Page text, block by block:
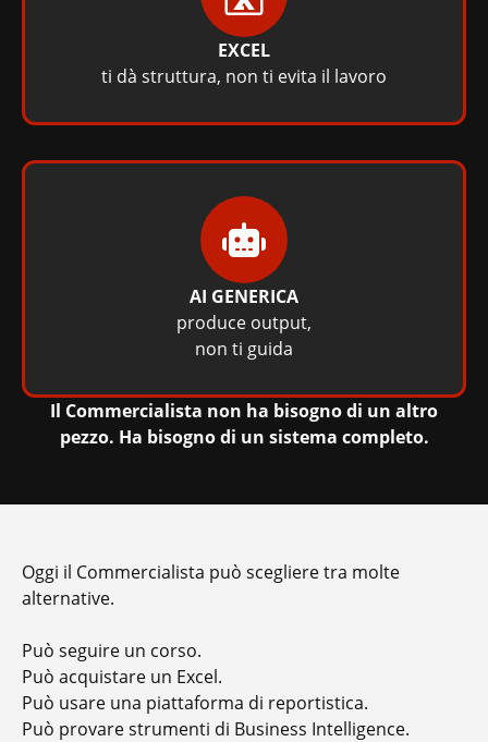
EXCEL
ti dà struttura, non ti evita il lavoro
AI GENERICA
produce output,
non ti guida
Il Commercialista non ha bisogno di un altro
pezzo. Ha bisogno di un sistema completo.
Oggi il Commercialista può scegliere tra molte
alternative.
Può seguire un corso.
Può acquistare un Excel.
Può usare una piattaforma di reportistica.
Può provare strumenti di Business Intelligence.